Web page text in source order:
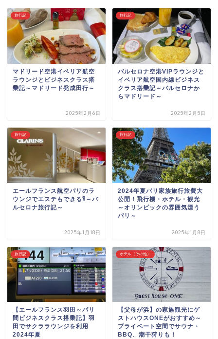
旅行記
マドリード空港イベリア航空
ラウンジとビジネスクラス搭
乗記～マドリード発成田行～
2025年2月6日
旅行記
バルセロナ空港VIPラウンジと
イベリア航空国内線ビジネス
クラス搭乗記～バルセロナか
らマドリード～
2025年2月5日
旅行記
エールフランス航空パリのラ
ウンジでエステもできる⁈～バ
ルセロナ旅行記～
2025年1月18日
旅行記
2024年夏パリ家族旅行旅費大
公開！飛行機・ホテル・観光
～オリンピックの雰囲気漂う
パリ～
2025年1月8日
旅行記
【エールフランス羽田～パリ
間ビジネスクラス搭乗記】羽
田でサクララウンジを利用
2024年夏
ホテル（その他）
【父母が浜】の家族観光にゲ
ストハウスONEがおすすめ～
プライベート空間でサウナ・
BBQ、潮干狩りも！